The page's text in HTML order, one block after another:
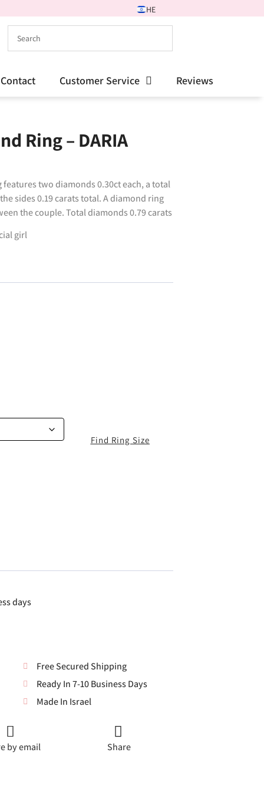
HE
Contact Customer Service Reviews
Ring – DARIA
two diamonds 0.30ct each, a total
sides 0.19 carats total. A diamond ring
the couple. Total diamonds 0.79 carats
girl
Find Ring Size
days
Free Secured Shipping
Ready In 7-10 Business Days
Made In Israel
by email Share